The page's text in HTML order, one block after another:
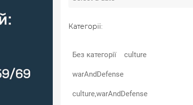
Категорії:
Без категорії culture
warAndDefense
culture,warAndDefense